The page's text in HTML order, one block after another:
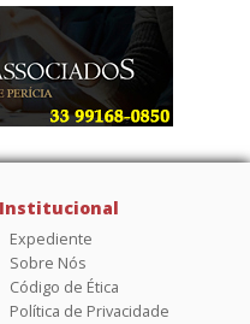
Institucional
Expediente
Sobre Nós
Código de Ética
Política de Privacidade